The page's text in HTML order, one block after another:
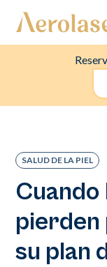
SALUD DE LA PIEL
pierden
su plan